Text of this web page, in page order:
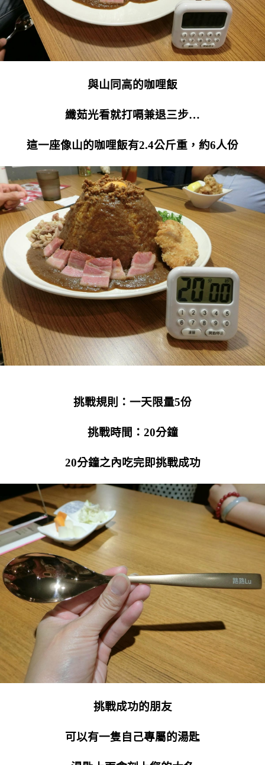
與山同高的咖哩飯
纖茹光看就打嗝兼退三步…
這一座像山的咖哩飯有2.4公斤重，約6人份
挑戰規則：一天限量5份
挑戰時間：20分鐘
20分鐘之內吃完即挑戰成功
挑戰成功的朋友
可以有一隻自己專屬的湯匙